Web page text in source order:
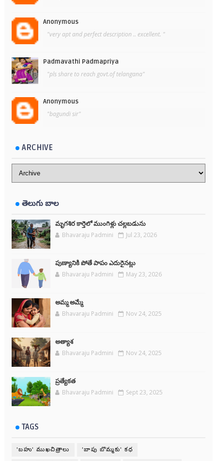
Anonymous
"very apt and perfect description .. excellent. "
Padmavathi Padmapriya
"pls share to reach govt.of telangana"
Anonymous
"bagundi sir"
ARCHIVE
తెలుగు బాల
మృగశిర కార్తెలో ముంగిళ్లు చల్లబడును
Bhavaraju Padmini Jul 23, 2026
పుణ్యానికి పోతే పాపం ఎదురైనట్లు
Bhavaraju Padmini May 23, 2026
అమ్మ అమ్మే
Bhavaraju Padmini Nov 24, 2025
అత్యాశ
Bhavaraju Padmini Nov 24, 2025
ప్రత్యేకత
Bhavaraju Padmini Sept 23, 2025
TAGS
'బహు' ముఖచిత్రాలు 'బాపు బొమ్మకు' కధ